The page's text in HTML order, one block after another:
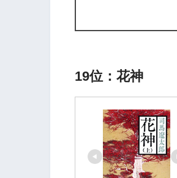
19位：花神